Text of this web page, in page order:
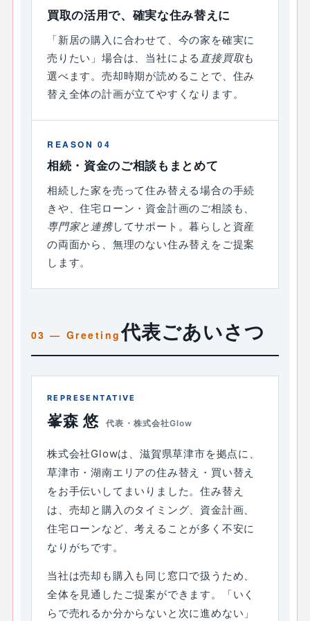
買取の活用で、確実な住み替えに
「新居の購入に合わせて、今の家を確実に
売りたい」場合は、当社による 直接買取も
選べます。売却時期が読めることで、住み
替え全体の計画が立てやすくなります。
REASON 04
相続・資金のご相談もまとめて
相続した家を売って住み替える場合の手続
きや、住宅ローン・資金計画のご相談も、
専門家と連携してサポート。暮らしと資産
の両面から、無理のない住み替えをご提案
します。
代表ごあいさつ
REPRESENTATIVE
峯森 悠 代表・株式会社Glow
株式会社Glowは、滋賀県草津市を拠点に、
草津市・湖南エリアの住み替え・買い替え
をお手伝いしてまいりました。住み替え
は、売却と購入のタイミング、資金計画、
住宅ローンなど、考えることが多く不安に
なりがちです。
当社は売却も購入も同じ窓口で扱うため、
全体を見通したご提案ができます。「いく
らで売れるか分からないと次に進めない」